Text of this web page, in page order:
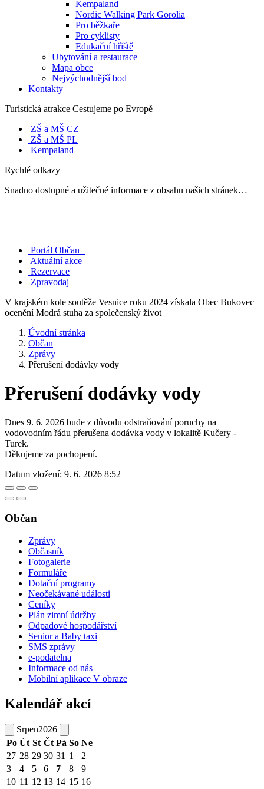
Kempaland
Nordic Walking Park Gorolia
Pro běžkaře
Pro cyklisty
Edukační hřiště
Ubytování a restaurace
Mapa obce
Nejvýchodnější bod
Kontakty
Turistická atrakce Cestujeme po Evropě
ZŠ a MŠ CZ
ZŠ a MŠ PL
Kempaland
Rychlé odkazy
Snadno dostupné a užitečné informace z obsahu našich stránek…
Portál Občan+
Aktuální akce
Rezervace
Zpravodaj
V krajském kole soutěže Vesnice roku 2024 získala Obec Bukovec
ocenění Modrá stuha za společenský život
Úvodní stránka
Občan
Zprávy
Přerušení dodávky vody
Přerušení dodávky vody
Dnes 9. 6. 2026 bude z důvodu odstraňování poruchy na
vodovodním řádu přerušena dodávka vody v lokalitě Kučery -
Turek.
Děkujeme za pochopení.
Datum vložení: 9. 6. 2026 8:52
Občan
Zprávy
Občasník
Fotogalerie
Formuláře
Dotační programy
Neočekávané události
Ceníky
Plán zimní údržby
Odpadové hospodářství
Senior a Baby taxi
SMS zprávy
e-podatelna
Informace od nás
Mobilní aplikace V obraze
Kalendář akcí
Srpen2026
Po Út St Čt Pá So Ne
27 28 29 30 31 1
2
3
4 5 6 7 8
9
10 11 12 13 14 15 16